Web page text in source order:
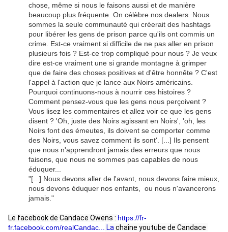
chose, même si nous le faisons aussi et de manière
beaucoup plus fréquente. On célèbre nos dealers. Nous
sommes la seule communauté qui créerait des hashtags
pour libérer les gens de prison parce qu'ils ont commis un
crime. Est-ce vraiment si difficile de ne pas aller en prison
plusieurs fois ? Est-ce trop compliqué pour nous ? Je veux
dire est-ce vraiment une si grande montagne à grimper
que de faire des choses positives et d'être honnête ? C'est
l'appel à l'action que je lance aux Noirs américains.
Pourquoi continuons-nous à nourrir ces histoires ?
Comment pensez-vous que les gens nous perçoivent ?
Vous lisez les commentaires et allez voir ce que les gens
disent ? 'Oh, juste des Noirs agissant en Noirs', 'oh, les
Noirs font des émeutes, ils doivent se comporter comme
des Noirs, vous savez comment ils sont'. [...] Ils pensent
que nous n'apprendront jamais des erreurs que nous
faisons, que nous ne sommes pas capables de nous
éduquer...
"[...] Nous devons aller de l'avant, nous devons faire mieux,
nous devons éduquer nos enfants, ou nous n'avancerons
jamais."
Le facebook de Candace Owens : https://fr-
fr.facebook.com/realCandac...
La chaîne youtube de Candace